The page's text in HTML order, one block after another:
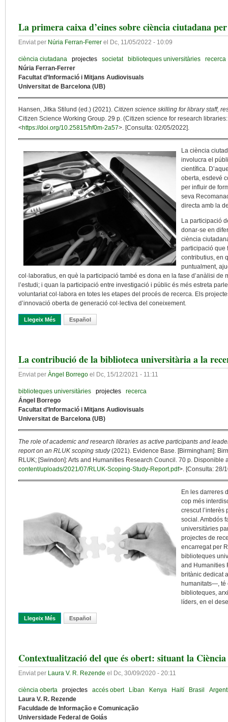
La primera caixa d’eines sobre ciència ciutadana
Enviat per Núria Ferran-Ferrer el Dc, 11/05/2022 - 10:09
ciència ciutadana projectes societat biblioteques universitàries
recerca
Núria Ferran-Ferrer
Facultat d’Informació i Mitjans Audiovisuals
Universitat de Barcelona (UB)
Hansen, Jitka Stilund (ed.) (2021). Citizen science skilling for library staff,
Citizen Science Working Group. 29 p. (Citizen science for research
<https://doi.org/10.25815/hf0m-2a57>. [Consulta: 02/05/2022].
La ciència
involucra el
científica.
oberta, esdevé
per influir de
seva
directa amb la
La participació
donar-se en
ciència
participació que
contributius, en
puntualment,
col·laboratius, en què la participació també es dona en la fase d’anàlisi de
l’estudi; i quan la participació entre investigació i públic és més estreta
voluntariat col·labora en totes les etapes del procés de recerca. Els
d’innovació oberta de generació col·lectiva del coneixement.
Llegeix Més Sobre La Primera Caixa D’eines Sobre Ciència Ciutadana Per A
Español
La contribució de la biblioteca universitària a la
Enviat per Àngel Borrego el Dc, 15/12/2021 - 11:11
biblioteques universitàries projectes
recerca
Ángel Borrego
Facultat d’Informació i Mitjans Audiovisuals
Universitat de Barcelona (UB)
The role of academic and research libraries as active participants and
report on an RLUK scoping study(2021). Evidence Base. [Birmingham]:
RLUK; [Swindon]: Arts and Humanities Research Council. 70 p. Disponible
content/uploads/2021/07/RLUK-Scoping-Study-Report.pdf>. [Consulta: 28/
En les darreres
cop més
crescut
social. Ambdós
universitàries
projectes de
encarregat per
biblioteques
and Humanities
britànic dedicat
humanitats—, té
biblioteques,
líders, en el
Llegeix Més Sobre La Contribució De La Biblioteca Universitària A La
Español
Contextualització del que és obert: situant la
Enviat per Laura V. R. Rezende el Dc, 30/09/2020 - 20:11
ciència oberta projectes accés obert Líban Kenya Haití Brasil
Laura V. R. Rezende
Faculdade de Informação e Comunicação
Universidade Federal de Goiás